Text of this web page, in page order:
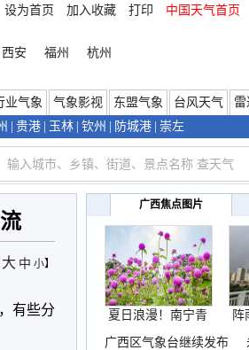
设为首页 加入收藏 打印 中国天气首页
西安 福州 杭州
业气象 气象影视 东盟气象 台风天气 雷
贵港 玉林 钦州 防城港 崇左
大 中 小】
有些分
广西焦点图片
夏日浪漫！南宁青
秀山
阵
广西区气象台继续发布